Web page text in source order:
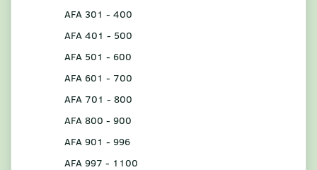
AFA 301 - 400
AFA 401 - 500
AFA 501 - 600
AFA 601 - 700
AFA 701 - 800
AFA 800 - 900
AFA 901 - 996
AFA 997 - 1100